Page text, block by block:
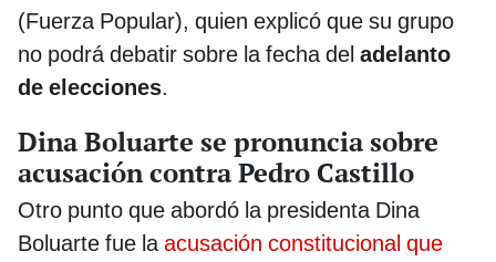
(Fuerza Popular), quien explicó que su grupo
no podrá debatir sobre la fecha del adelanto
de elecciones.
Dina Boluarte se pronuncia sobre
acusación contra Pedro Castillo
Otro punto que abordó la presidenta Dina
Boluarte fue laacusación constitucional que